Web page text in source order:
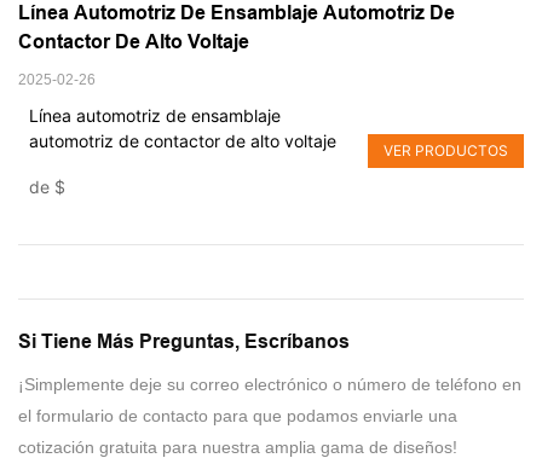
Línea Automotriz De Ensamblaje Automotriz De
Contactor De Alto Voltaje
2025-02-26
Línea automotriz de ensamblaje
automotriz de contactor de alto voltaje
de $
VER PRODUCTOS
Si Tiene Más Preguntas, Escríbanos
¡Simplemente deje su correo electrónico o número de teléfono en
el formulario de contacto para que podamos enviarle una
cotización gratuita para nuestra amplia gama de diseños!